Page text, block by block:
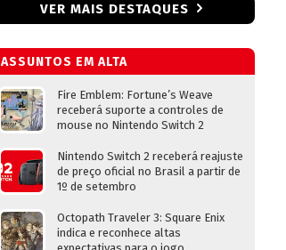
VER MAIS DESTAQUES
ASSUNTOS EM ALTA
Fire Emblem: Fortune’s Weave
receberá suporte a controles de
mouse no Nintendo Switch 2
Nintendo Switch 2 receberá reajuste
de preço oficial no Brasil a partir de
1º de setembro
Octopath Traveler 3: Square Enix
indica e reconhece altas